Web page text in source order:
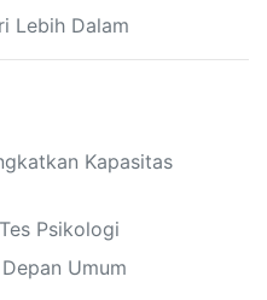
Lebih Dalam
Kapasitas
Psikologi
Umum